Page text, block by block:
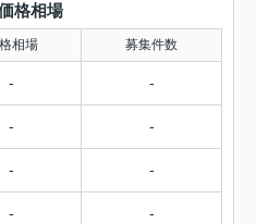
格相場
相場 募集件数
- -
- -
- -
- -